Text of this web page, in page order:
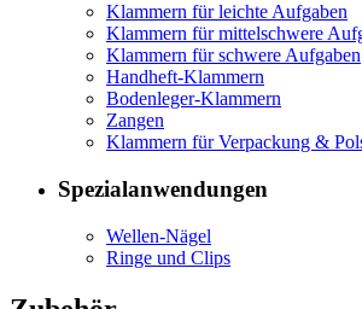
Klammern für leichte Aufgaben
Klammern für mittelschwere
Klammern für schwere Aufgaben
Handheft-Klammern
Bodenleger-Klammern
Zangen
Klammern für Verpackung &
Spezialanwendungen
Wellen-Nägel
Ringe und Clips